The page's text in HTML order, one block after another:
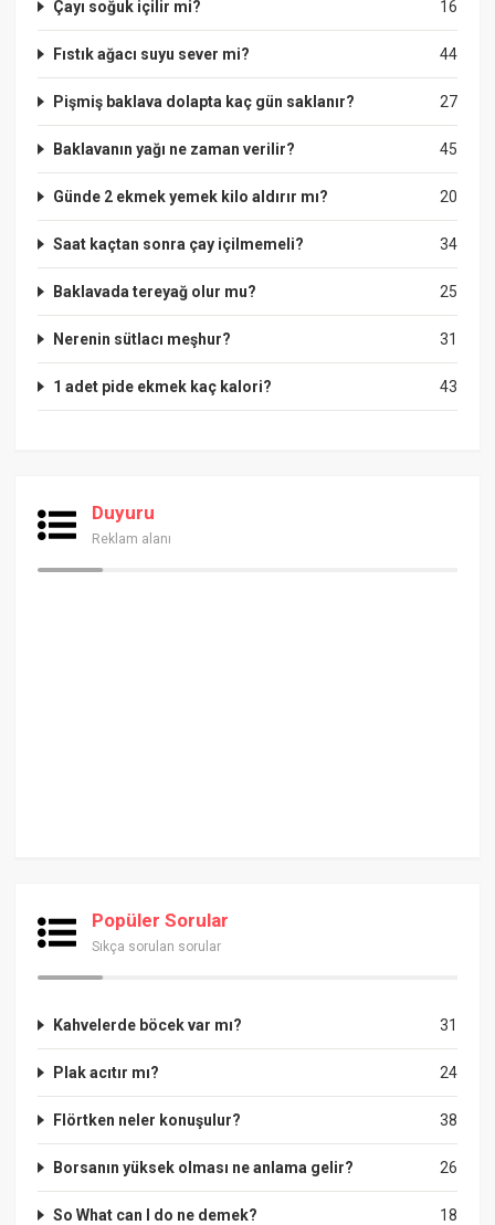
16
Çayı soğuk içilir mi?
44
Fıstık ağacı suyu sever mi?
27
Pişmiş baklava dolapta kaç gün saklanır?
45
Baklavanın yağı ne zaman verilir?
20
Günde 2 ekmek yemek kilo aldırır mı?
34
Saat kaçtan sonra çay içilmemeli?
25
Baklavada tereyağ olur mu?
31
Nerenin sütlacı meşhur?
43
1 adet pide ekmek kaç kalori?
Duyuru
Reklam alanı
Popüler Sorular
Sıkça sorulan sorular
31
Kahvelerde böcek var mı?
24
Plak acıtır mı?
38
Flörtken neler konuşulur?
26
Borsanın yüksek olması ne anlama gelir?
18
So What can I do ne demek?